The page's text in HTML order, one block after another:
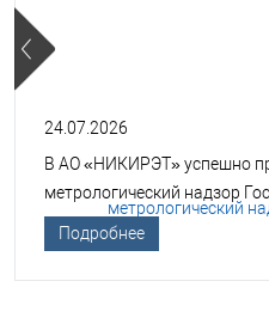
24.07.2026
В АО «НИКИРЭТ» успешно
метрологический надзор
Подробнее